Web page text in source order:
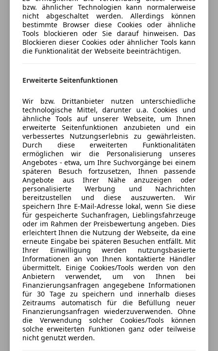
Kopfairbag
LED-Scheinwerfer
Müdigkeitswarnsystem
Reifendruckkontrollsystem
Seitenairbag
Spurhalteassistent
Traktionskontrolle
Verkehrszeichenerkennung
Wegfahrsperre
Zentralverriegelung
Extras
Alufelgen
Innenspiegel automatisch abblendend
Sprachsteuerung
Touchscreen
Autohaus Pichler GmbH
Sternebewertung 4.5 von 5
4,5Sterne
(100% Weiterempfehlungen)
Verkauf
Öffnet um 8:00
Loipersdorfer Straße 26,
8280 Fürstenfeld, AT
Kontakt
Gernot Pichler
Anbieter kontaktieren
Deine Nachricht
Eintauschwagen: Kaufen und verkaufen in nur einem
bzw. ähnlicher Technologien kann normalerweise
nicht abgeschaltet werden. Allerdings können
bestimmte Browser diese Cookies oder ähnliche
Tools blockieren oder Sie darauf hinweisen. Das
Blockieren dieser Cookies oder ähnlicher Tools kann
die Funktionalität der Webseite beeinträchtigen.
Erweiterte Seitenfunktionen
Wir bzw. Drittanbieter nutzen unterschiedliche
technologische Mittel, darunter u.a. Cookies und
ähnliche Tools auf unserer Webseite, um Ihnen
erweiterte Seitenfunktionen anzubieten und ein
verbessertes Nutzungserlebnis zu gewährleisten.
Durch diese erweiterten Funktionalitäten
ermöglichen wir die Personalisierung unseres
Angebotes - etwa, um Ihre Suchvorgänge bei einem
späteren Besuch fortzusetzen, Ihnen passende
Angebote aus Ihrer Nähe anzuzeigen oder
personalisierte Werbung und Nachrichten
bereitzustellen und diese auszuwerten. Wir
speichern Ihre E-Mail-Adresse lokal, wenn Sie diese
für gespeicherte Suchanfragen, Lieblingsfahrzeuge
oder im Rahmen der Preisbewertung angeben. Dies
erleichtert Ihnen die Nutzung der Webseite, da eine
erneute Eingabe bei späteren Besuchen entfällt. Mit
Ihrer Einwilligung werden nutzungsbasierte
Informationen an von Ihnen kontaktierte Händler
übermittelt. Einige Cookies/Tools werden von den
Anbietern verwendet, um von Ihnen bei
Finanzierungsanfragen angegebene Informationen
für 30 Tage zu speichern und innerhalb dieses
Zeitraums automatisch für die Befüllung neuer
Finanzierungsanfragen wiederzuverwenden. Ohne
die Verwendung solcher Cookies/Tools können
solche erweiterten Funktionen ganz oder teilweise
nicht genutzt werden.